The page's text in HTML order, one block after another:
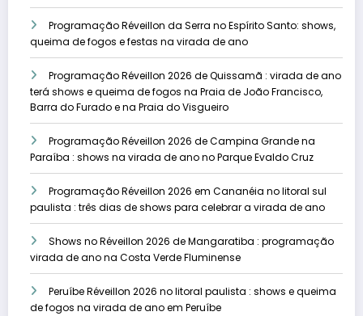
Programação Réveillon da Serra no Espírito Santo: shows,
queima de fogos e festas na virada de ano
Programação Réveillon 2026 de Quissamã : virada de ano
terá shows e queima de fogos na Praia de João Francisco,
Barra do Furado e na Praia do Visgueiro
Programação Réveillon 2026 de Campina Grande na
Paraíba : shows na virada de ano no Parque Evaldo Cruz
Programação Réveillon 2026 em Cananéia no litoral sul
paulista : três dias de shows para celebrar a virada de ano
Shows no Réveillon 2026 de Mangaratiba : programação
virada de ano na Costa Verde Fluminense
Peruíbe Réveillon 2026 no litoral paulista : shows e queima
de fogos na virada de ano em Peruíbe